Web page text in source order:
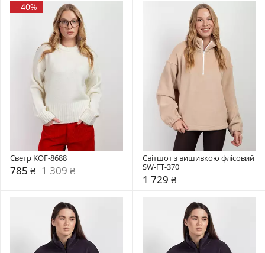
- 40%
Светр KOF-8688
785 ₴ 1 309 ₴
Світшот з вишивкою флісовий
SW-FT-370
1 729 ₴